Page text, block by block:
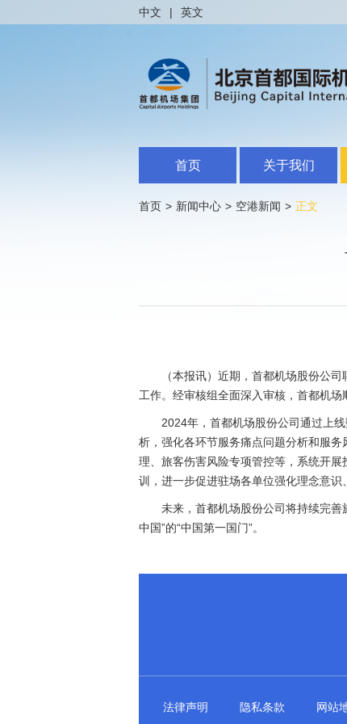
中文 | 英文
首页 关于我们
首页 > 新闻中心 > 空港新闻 > 正文
（本报讯）近期，首都机场股份公
工作。经审核组全面深入审核，首都机
2024年，首都机场股份公司通过上
析，强化各环节服务痛点问题分析和服
理、旅客伤害风险专项管控等，系统开
训，进一步促进驻场各单位强化理念意识
未来，首都机场股份公司将持续完
中国”的“中国第一国门”。
法律声明 隐私条款 网站